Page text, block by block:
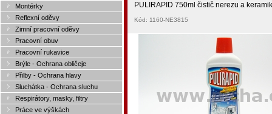
Montérky
Reflexní oděvy
Zimní pracovní oděvy
Pracovní obuv
Pracovní rukavice
Brýle - Ochrana obličeje
Přilby - Ochrana hlavy
Sluchátka - Ochrana sluchu
Respirátory, masky, filtry
Práce ve výškách
PULIRAPID 750ml čistič nerezu a
Kód: 1160-NE3815